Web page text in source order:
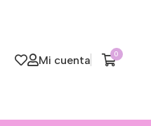
Mi cuenta 0